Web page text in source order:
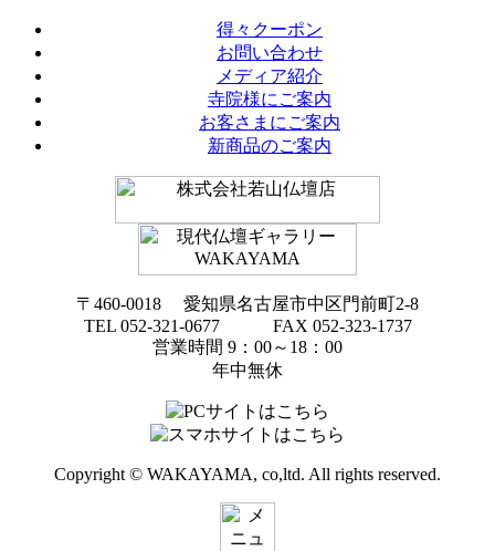
得々クーポン
お問い合わせ
メディア紹介
寺院様にご案内
お客さまにご案内
新商品のご案内
〒460-0018 愛知県名古屋市中区門前町2-8
TEL 052-321-0677 FAX 052-323-1737
営業時間 9：00～18：00
年中無休
Copyright © WAKAYAMA, co,ltd. All rights reserved.